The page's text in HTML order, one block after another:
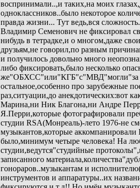
воспринимали..,и таких,на моих
одноклассников..было некоторое
правда жизни... Тут ведь,вся
Владимир Семенович не фиксировал
нибудь в тетрадке,и о многом,даже
друзьям,не говорил,по разным
и получилось довольно много
либо фиксировать,было несколько
же"ОБХСС"или"КГБ"с"МВД"могли"за
остальное,особенно про зарубежные
раз,ситуации,до анекдотических:вот
Марина,ни Ник Благона,ни Андре
Я.Перри,которые фотографировали
студии RSA(Монреаль)-лето 1976-не
музыкантов,которые
было,минимум четыре человека! На
студии,ведутся"студийные
записанного
гонораров..музыкантам и
инструментов и аппаратуры..их